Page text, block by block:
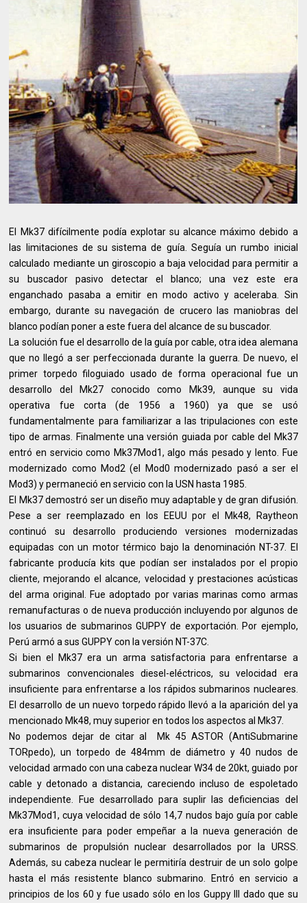
El Mk37 difícilmente podía explotar su alcance máximo debido a
las limitaciones de su sistema de guía. Seguía un rumbo inicial
calculado mediante un giroscopio a baja velocidad para permitir a
su buscador pasivo detectar el blanco; una vez este era
enganchado pasaba a emitir en modo activo y aceleraba. Sin
embargo, durante su navegación de crucero las maniobras del
blanco podían poner a este fuera del alcance de su buscador.
La solución fue el desarrollo de la guía por cable, otra idea alemana
que no llegó a ser perfeccionada durante la guerra. De nuevo, el
primer torpedo filoguiado usado de forma operacional fue un
desarrollo del Mk27 conocido como Mk39, aunque su vida
operativa fue corta (de 1956 a 1960) ya que se usó
fundamentalmente para familiarizar a las tripulaciones con este
tipo de armas. Finalmente una versión guiada por cable del Mk37
entró en servicio como Mk37Mod1, algo más pesado y lento. Fue
modernizado como Mod2 (el Mod0 modernizado pasó a ser el
Mod3) y permaneció en servicio con la USN hasta 1985.
El Mk37 demostró ser un diseño muy adaptable y de gran difusión.
Pese a ser reemplazado en los EEUU por el Mk48, Raytheon
continuó su desarrollo produciendo versiones modernizadas
equipadas con un motor térmico bajo la denominación NT-37. El
fabricante producía kits que podían ser instalados por el propio
cliente, mejorando el alcance, velocidad y prestaciones acústicas
del arma original. Fue adoptado por varias marinas como armas
remanufacturas o de nueva producción incluyendo por algunos de
los usuarios de submarinos GUPPY de exportación. Por ejemplo,
Perú armó a sus GUPPY con la versión NT-37C.
Si bien el Mk37 era un arma satisfactoria para enfrentarse a
submarinos convencionales diesel-eléctricos, su velocidad era
insuficiente para enfrentarse a los rápidos submarinos nucleares.
El desarrollo de un nuevo torpedo rápido llevó a la aparición del ya
mencionado Mk48, muy superior en todos los aspectos al Mk37.
No podemos dejar de citar al Mk 45 ASTOR (AntiSubmarine
TORpedo), un torpedo de 484mm de diámetro y 40 nudos de
velocidad armado con una cabeza nuclear W34 de 20kt, guiado por
cable y detonado a distancia, careciendo incluso de espoletado
independiente. Fue desarrollado para suplir las deficiencias del
Mk37Mod1, cuya velocidad de sólo 14,7 nudos bajo guía por cable
era insuficiente para poder empeñar a la nueva generación de
submarinos de propulsión nuclear desarrollados por la URSS.
Además, su cabeza nuclear le permitiría destruir de un solo golpe
hasta el más resistente blanco submarino. Entró en servicio a
principios de los 60 y fue usado sólo en los Guppy III dado que su